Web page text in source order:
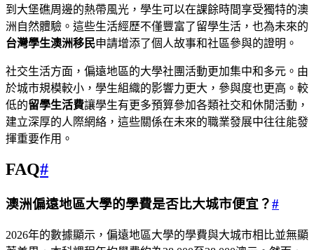
到大堡礁周邊的熱帶風光，學生可以在課餘時間享受獨特的澳
洲自然體驗。這些生活經歷不僅豐富了留學生活，也為未來的
台灣學生澳洲移民申請增添了個人故事和社區參與的證明。
社交生活方面，偏遠地區的大學社團活動更加集中和多元。由
於城市規模較小，學生組織的影響力更大，參與度也更高。較
低的留學生活費讓學生有更多預算參加各類社交和休閒活動，
建立深厚的人際網絡，這些關係在未來的職業發展中往往能發
揮重要作用。
FAQ#
澳洲偏遠地區大學的學費是否比大城市便宜？#
2026年的數據顯示，偏遠地區大學的學費與大城市相比並無顯